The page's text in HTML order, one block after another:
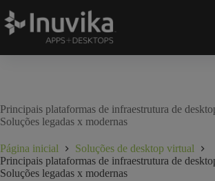
Principais plataformas de infraestrutura de
Soluções legadas x modernas
Página inicial
Soluções de desktop virtual
Principais plataformas de infraestrutura de
Soluções legadas x modernas